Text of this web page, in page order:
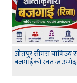
जीतपुर सीमरा बाणिज्य
बजगाईको स्वतन्त्र